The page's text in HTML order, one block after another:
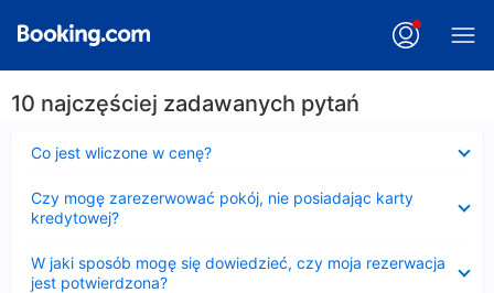
10 najczęściej zadawanych pytań
Co jest wliczone w cenę?
Czy mogę zarezerwować pokój, nie posiadając karty
kredytowej?
W jaki sposób mogę się dowiedzieć, czy moja rezerwacja
jest potwierdzona?